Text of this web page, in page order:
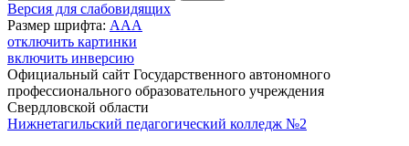
Версия для слабовидящих
Размер шрифта: AAA
отключить картинки
включить инверсию
Официальный сайт Государственного автономного
профессионального образовательного учреждения
Свердловской области
Нижнетагильский педагогический колледж №2